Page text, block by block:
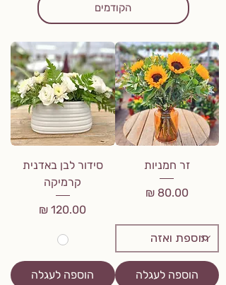
הקודמים
זר חמניות
מחיר‏80.00 ‏₪
הוספה לעגלה
סידור לבן באדנית
קרמיקה
מחיר
הוספה לעגלה